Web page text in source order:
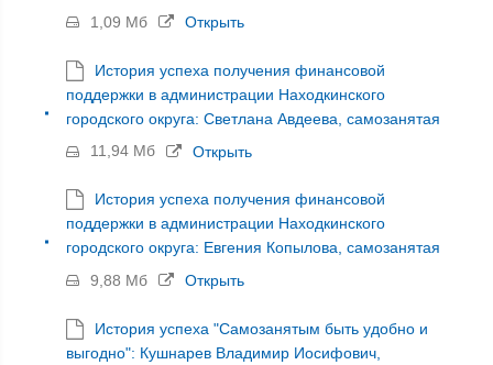
1,09 Мб
Открыть
История успеха получения финансовой
поддержки в администрации Находкинского
городского округа: Светлана Авдеева, самозанятая
11,94 Мб
Открыть
История успеха получения финансовой
поддержки в администрации Находкинского
городского округа: Евгения Копылова, самозанятая
9,88 Мб
Открыть
История успеха "Самозанятым быть удобно и
выгодно": Кушнарев Владимир Иосифович,